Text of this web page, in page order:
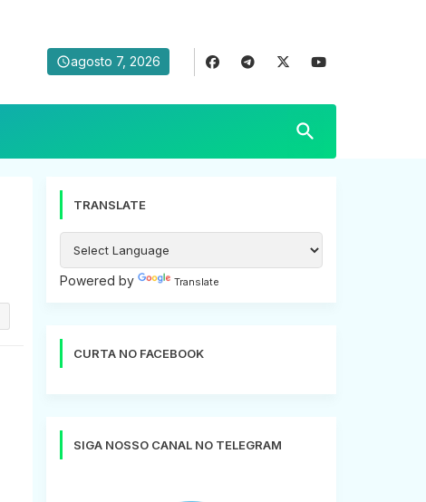
agosto 7, 2026
TRANSLATE
Powered by Translate
CURTA NO FACEBOOK
SIGA NOSSO CANAL NO TELEGRAM